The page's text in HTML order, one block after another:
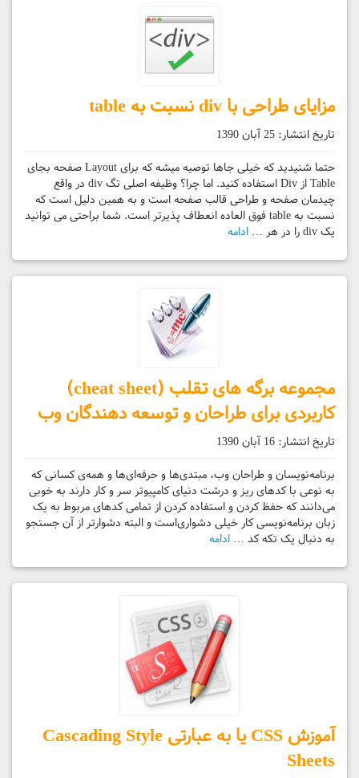
مزایای طراحی با div نسبت به table
تاریخ انتشار: 25 آبان 1390
حتما شنیدید که خیلی جاها توصیه میشه که برای Layout صفحه بجای
Table از Div استفاده کنید. اما چرا؟ وظیفه اصلی تگ div در واقع
چیدمان صفحه و طراحی قالب صفحه است و به همین دلیل است که
نسبت به table فوق العاده انعطاف پذیرتر است. شما براحتی می توانید
یک div را در هر …
ادامه
مجموعه برگه های تقلب (cheat sheet)
کاربردی برای طراحان و توسعه دهندگان وب
تاریخ انتشار: 16 آبان 1390
برنامه‌نویسان و طراحان وب، مبتدی‌ها و حرفه‌ای‌ها و همه‌ی کسانی که
به نوعی با کدهای ریز و درشت دنیای کامپیوتر سر و کار دارند به خوبی
می‌دانند که حفظ کردن و استفاده کردن از تمامی کدهای مربوط به یک
زبان برنامه‌نویسی کار خیلی دشواری‌است و البته دشوارتر از آن جستجو
به دنبال یک تکه کد … ادامه
آموزش CSS یا به عبارتی Cascading Style
Sheets